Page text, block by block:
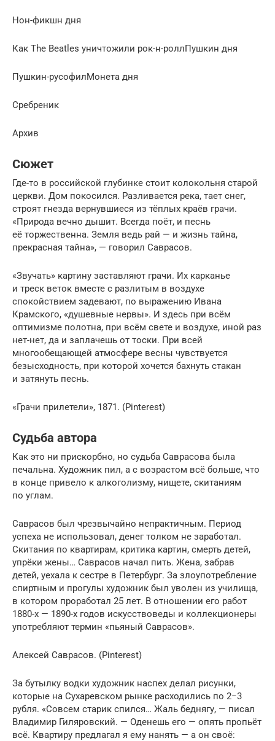
Нон-фикшн дня
Как The Beatles уничтожили рок-н-роллПушкин дня
Пушкин-русофилМонета дня
Сребреник
Архив
Сюжет
Где-то в российской глубинке стоит колокольня старой
церкви. Дом покосился. Разливается река, тает снег,
строят гнезда вернувшиеся из тёплых краёв грачи.
«Природа вечно дышит. Всегда поёт, и песнь
её торжественна. Земля ведь рай — и жизнь тайна,
прекрасная тайна», — говорил Саврасов.
«Звучать» картину заставляют грачи. Их карканье
и треск веток вместе с разлитым в воздухе
спокойствием задевают, по выражению Ивана
Крамского, «душевные нервы». И здесь при всём
оптимизме полотна, при всём свете и воздухе, иной раз
нет-нет, да и заплачешь от тоски. При всей
многообещающей атмосфере весны чувствуется
безысходность, при которой хочется бахнуть стакан
и затянуть песнь.
«Грачи прилетели», 1871. (Pinterest)
Судьба автора
Как это ни прискорбно, но судьба Саврасова была
печальна. Художник пил, а с возрастом всё больше, что
в конце привело к алкоголизму, нищете, скитаниям
по углам.
Саврасов был чрезвычайно непрактичным. Период
успеха не использовал, денег толком не заработал.
Скитания по квартирам, критика картин, смерть детей,
упрёки жены… Саврасов начал пить. Жена, забрав
детей, уехала к сестре в Петербург. За злоупотребление
спиртным и прогулы художник был уволен из училища,
в котором проработал 25 лет. В отношении его работ
1880-х — 1890-х годов искусствоведы и коллекционеры
употребляют термин «пьяный Саврасов».
Алексей Саврасов. (Pinterest)
За бутылку водки художник наспех делал рисунки,
которые на Сухаревском рынке расходились по 2−3
рубля. «Совсем старик спился… Жаль беднягу, — писал
Владимир Гиляровский. — Оденешь его — опять пропьёт
всё. Квартиру предлагал я ему нанять — а он своё: